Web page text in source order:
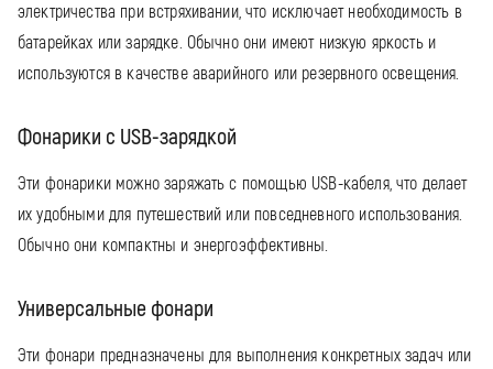
электричества при встряхивании, что исключает необходимость в
батарейках или зарядке. Обычно они имеют низкую яркость и
используются в качестве аварийного или резервного освещения.
Фонарики с USB-зарядкой
Эти фонарики можно заряжать с помощью USB-кабеля, что делает
их удобными для путешествий или повседневного использования.
Обычно они компактны и энергоэффективны.
Универсальные фонари
Эти фонари предназначены для выполнения конкретных задач или